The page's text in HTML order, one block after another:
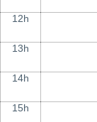
12h
13h
14h
15h